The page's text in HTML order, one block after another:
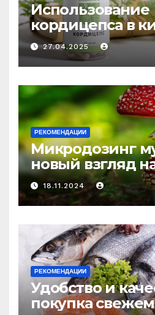
Использование
кордицепса в
медицине:
средство
и истощения
27.04.2025
РЕКОМЕНДАЦИИ
Микродозинг
новый взгляд
психоделику
18.11.2024
РЕКОМЕНДАЦИИ
Удобство и
покупка